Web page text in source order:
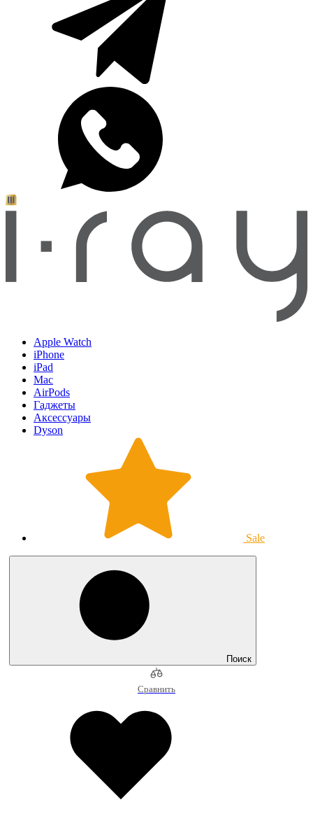
Apple Watch
iPhone
iPad
Mac
AirPods
Гаджеты
Аксессуары
Dyson
Sale
Поиск
Сравнить